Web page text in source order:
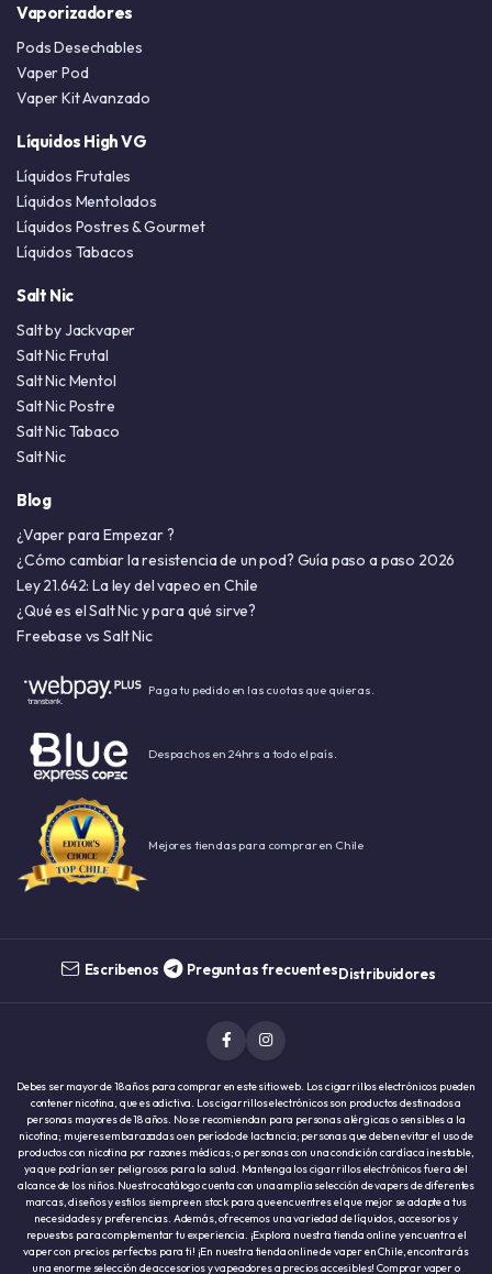
Vaporizadores
Pods Desechables
Vaper Pod
Vaper Kit Avanzado
Líquidos High VG
Líquidos Frutales
Líquidos Mentolados
Líquidos Postres & Gourmet
Líquidos Tabacos
Salt Nic
Salt by Jackvaper
Salt Nic Frutal
Salt Nic Mentol
Salt Nic Postre
Salt Nic Tabaco
Salt Nic
Blog
¿Vaper para Empezar ?
¿Cómo cambiar la resistencia de un pod? Guía paso a paso 2026
Ley 21.642: La ley del vapeo en Chile
¿Qué es el Salt Nic y para qué sirve?
Freebase vs Salt Nic
Paga tu pedido en las cuotas que quieras.
Despachos en 24hrs a todo el país.
Mejores tiendas para comprar en Chile
Escribenos Preguntas frecuentesDistribuidores
Debes ser mayor de 18 años para comprar en este sitio web. Los cigarrillos electrónicos pueden
contener nicotina, que es adictiva. Los cigarrillos electrónicos son productos destinados a
personas mayores de 18 años. No se recomiendan para personas alérgicas o sensibles a la
nicotina; mujeres embarazadas o en período de lactancia; personas que deben evitar el uso de
productos con nicotina por razones médicas; o personas con una condición cardíaca inestable,
ya que podrían ser peligrosos para la salud. Mantenga los cigarrillos electrónicos fuera del
alcance de los niños.Nuestro catálogo cuenta con una amplia selección de vapers de diferentes
marcas, diseños y estilos siempre en stock para que encuentres el que mejor se adapte a tus
necesidades y preferencias. Además, ofrecemos una variedad de líquidos, accesorios y
repuestos para complementar tu experiencia. ¡Explora nuestra tienda online y encuentra el
vaper con precios perfectos para ti! ¡En nuestra tienda online de vaper en Chile, encontrarás
una enorme selección de accesorios y vapeadores a precios accesibles! Comprar vaper o